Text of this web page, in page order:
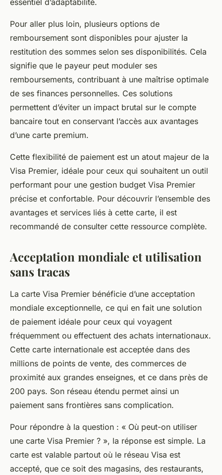
essentiel d’adaptabilité.
Pour aller plus loin, plusieurs options de
remboursement sont disponibles pour ajuster la
restitution des sommes selon ses disponibilités. Cela
signifie que le payeur peut moduler ses
remboursements, contribuant à une maîtrise optimale
de ses finances personnelles. Ces solutions
permettent d’éviter un impact brutal sur le compte
bancaire tout en conservant l’accès aux avantages
d’une carte premium.
Cette flexibilité de paiement est un atout majeur de la
Visa Premier, idéale pour ceux qui souhaitent un outil
performant pour une gestion budget Visa Premier
précise et confortable. Pour découvrir l’ensemble des
avantages et services liés à cette carte, il est
recommandé de consulter cette ressource complète.
Acceptation mondiale et utilisation
sans tracas
La carte Visa Premier bénéficie d’une acceptation
mondiale exceptionnelle, ce qui en fait une solution
de paiement idéale pour ceux qui voyagent
fréquemment ou effectuent des achats internationaux.
Cette carte internationale est acceptée dans des
millions de points de vente, des commerces de
proximité aux grandes enseignes, et ce dans près de
200 pays. Son réseau étendu permet ainsi un
paiement sans frontières sans complication.
Pour répondre à la question : « Où peut-on utiliser
une carte Visa Premier ? », la réponse est simple. La
carte est valable partout où le réseau Visa est
accepté, que ce soit des magasins, des restaurants,